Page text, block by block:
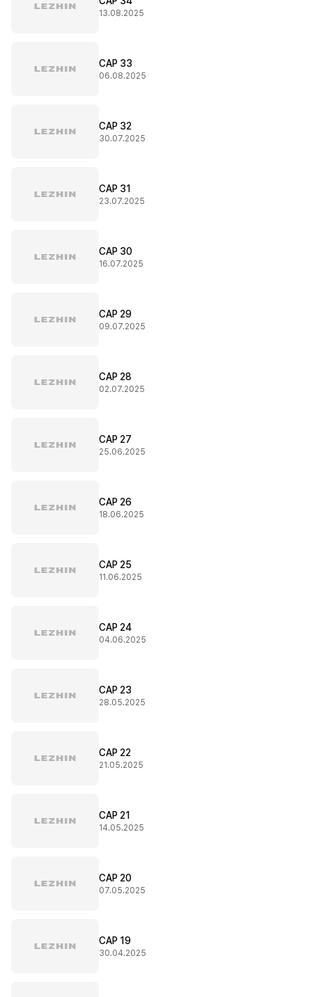
13.08.2025
CAP 33
06.08.2025
CAP 32
30.07.2025
CAP 31
23.07.2025
CAP 30
16.07.2025
CAP 29
09.07.2025
CAP 28
02.07.2025
CAP 27
25.06.2025
CAP 26
18.06.2025
CAP 25
11.06.2025
CAP 24
04.06.2025
CAP 23
28.05.2025
CAP 22
21.05.2025
CAP 21
14.05.2025
CAP 20
07.05.2025
CAP 19
30.04.2025